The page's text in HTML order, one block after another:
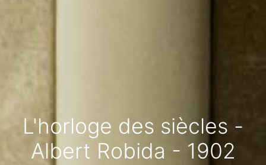
L'horloge des siècles -
Albert Robida - 1902